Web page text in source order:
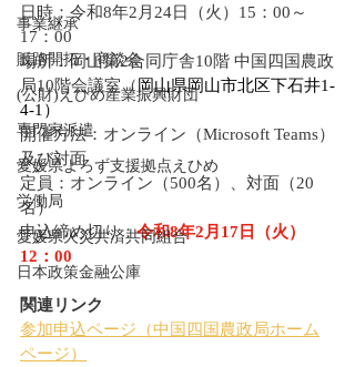
事業継承
販路開拓・商談会
(公財)えひめ産業振興財団
専門家派遣
愛媛県よろず支援拠点えひめ
労働局
愛媛県火災共済共同組合
日本政策金融公庫
日時：令和8年2月24日（火）15：00～
17：00
場所：岡山第2合同庁舎10階 中国四国農政
局10階会議室（ 岡山県岡山市北区下石井1-
4-1）
開催方法：オンライン（Microsoft Teams）
及び対面
定員：オンライン（500名）、対面（20
名）
申込締め切り：令和8年2月17日（火）
12：00
関連リンク
参加申込ページ（中国四国農政局ホーム
ページ）